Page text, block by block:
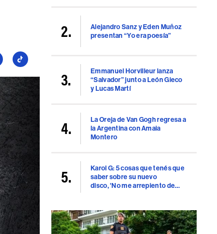
Seguí
Billboard
en
TikTok
Alejandro Sanz y Eden Muñoz
presentan “Yo era poesía”
Emmanuel Horvilleur lanza
“Salvador” junto a León Gieco
y Lucas Martí
La Oreja de Van Gogh regresa a
la Argentina con Amaia
Montero
Karol G: 5 cosas que tenés que
saber sobre su nuevo
disco, 'No me arrepiento de